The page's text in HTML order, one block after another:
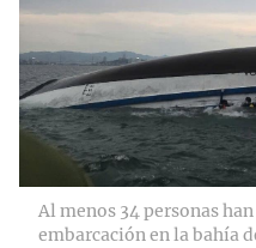
Al menos 34 personas
embarcación en la bahía